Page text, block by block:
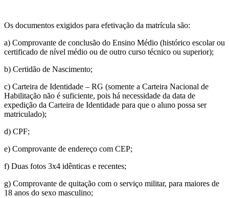
Os documentos exigidos para efetivação da matrícula são:
a) Comprovante de conclusão do Ensino Médio (histórico escolar ou
certificado de nível médio ou de outro curso técnico ou superior);
b) Certidão de Nascimento;
c) Carteira de Identidade – RG (somente a Carteira Nacional de
Habilitação não é suficiente, pois há necessidade da data de
expedição da Carteira de Identidade para que o aluno possa ser
matriculado);
d) CPF;
e) Comprovante de endereço com CEP;
f) Duas fotos 3x4 idênticas e recentes;
g) Comprovante de quitação com o serviço militar, para maiores de
18 anos do sexo masculino;